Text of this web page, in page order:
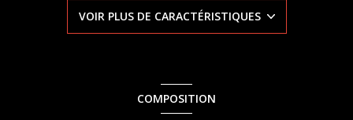
cuisine séparée (équipée)
VOIR PLUS DE CARACTÉRISTIQUES
COMPOSITION